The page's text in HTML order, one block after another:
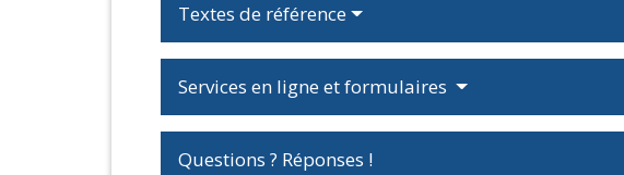
Textes de référence
Services en ligne et formulaires
Questions ? Réponses !